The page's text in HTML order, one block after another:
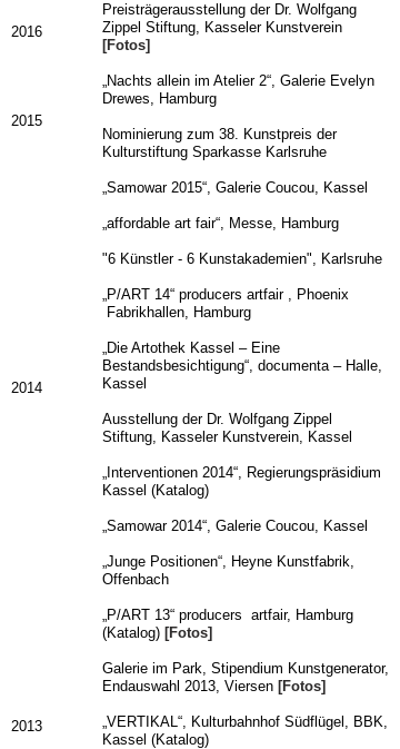
2016
2015
2014
2013
Preisträgerausstellung der Dr. Wolfgang
Zippel Stiftung, Kasseler Kunstverein
[Fotos]
„Nachts allein im Atelier 2“, Galerie Evelyn
Drewes, Hamburg
Nominierung zum 38. Kunstpreis der
Kulturstiftung Sparkasse Karlsruhe
„Samowar 2015“, Galerie Coucou, Kassel
„affordable art fair“, Messe, Hamburg
"6 Künstler - 6 Kunstakademien", Karlsruhe
„P/ART 14“ producers artfair , Phoenix
Fabrikhallen, Hamburg
„Die Artothek Kassel – Eine
Bestandsbesichtigung“, documenta – Halle,
Kassel
Ausstellung der Dr. Wolfgang Zippel
Stiftung, Kasseler Kunstverein, Kassel
„Interventionen 2014“, Regierungspräsidium
Kassel (Katalog)
„Samowar 2014“, Galerie Coucou, Kassel
„Junge Positionen“, Heyne Kunstfabrik,
Offenbach
„P/ART 13“ producers artfair, Hamburg
(Katalog) [Fotos]
Galerie im Park, Stipendium Kunstgenerator,
Endauswahl 2013, Viersen [Fotos]
„VERTIKAL“, Kulturbahnhof Südflügel, BBK,
Kassel (Katalog)